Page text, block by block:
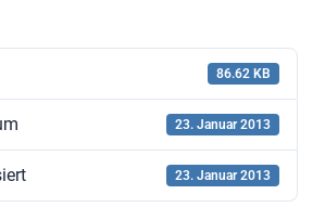
86.62 KB
23. Januar 2013
23. Januar 2013